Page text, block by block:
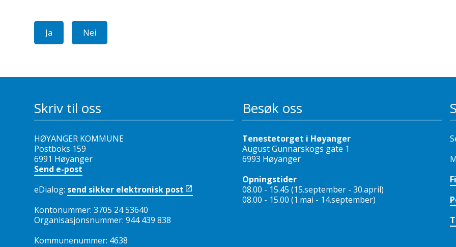
Ja Nei
Skriv til oss
HØYANGER KOMMUNE
Postboks 159
6991 Høyanger
Send e-post
eDialog: send sikker elektronisk post
Kontonummer: 3705 24 53640
Organisasjonsnummer: 944 439 838
Kommunenummer: 4638
Besøk oss
Tenestetorget i Høyanger
August Gunnarskogs gate 1
6993 Høyanger
Opningstider
08.00 - 15.45 (15.september - 30.april)
08.00 - 15.00 (1.mai - 14.september)